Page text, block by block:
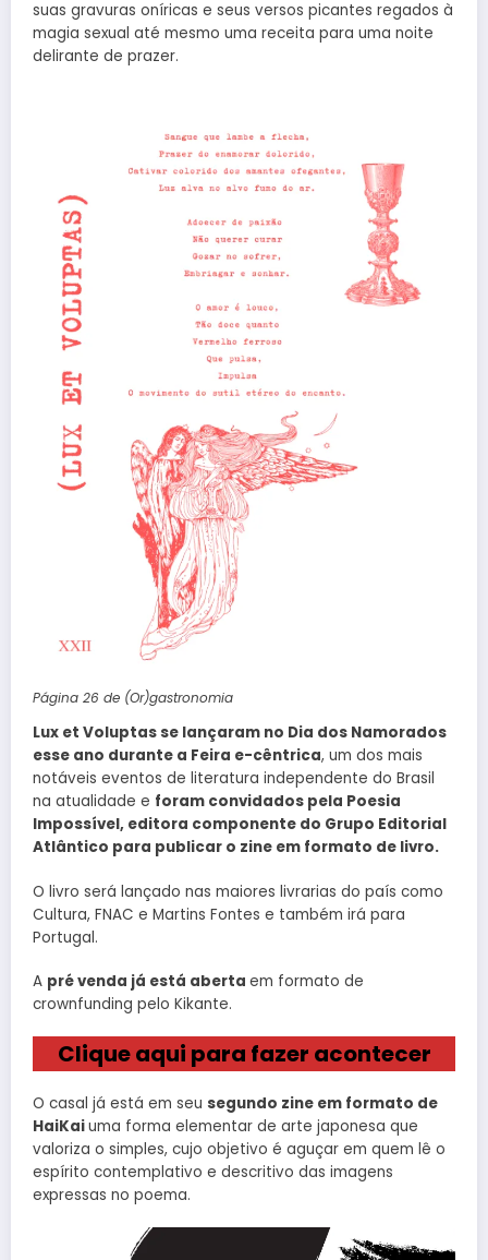
suas gravuras oníricas e seus versos picantes regados à
magia sexual até mesmo uma receita para uma noite
delirante de prazer.
Página 26 de (Or)gastronomia
Lux et Voluptas se lançaram no Dia dos Namorados
esse ano durante a Feira e-cêntrica, um dos mais
notáveis eventos de literatura independente do Brasil
na atualidade e foram convidados pela Poesia
Impossível, editora componente do Grupo Editorial
Atlântico para publicar o zine em formato de livro.
O livro será lançado nas maiores livrarias do país como
Cultura, FNAC e Martins Fontes e também irá para
Portugal.
A pré venda já está aberta em formato de
crownfunding pelo Kikante.
Clique aqui para fazer acontecer
O casal já está em seu segundo zine em formato de
HaiKaiuma forma elementar de arte japonesa que
valoriza o simples, cujo objetivo é aguçar em quem lê o
espírito contemplativo e descritivo das imagens
expressas no poema.